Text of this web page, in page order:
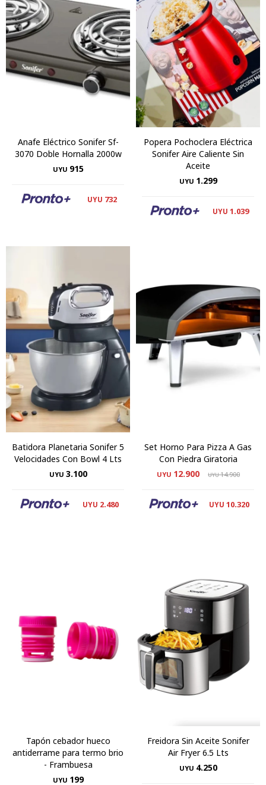
Anafe Eléctrico Sonifer Sf-
3070 Doble Hornalla 2000w
UYU 915
UYU 732
Popera Pochoclera Eléctrica
Sonifer Aire Caliente Sin
Aceite
UYU 1.299
UYU 1.039
Batidora Planetaria Sonifer 5
Velocidades Con Bowl 4 Lts
UYU 3.100
UYU 2.480
Set Horno Para Pizza A Gas
Con Piedra Giratoria
UYU 12.900 UYU14.900
UYU 10.320
Tapón cebador hueco
antiderrame para termo brio
- Frambuesa
UYU 199
Freidora Sin Aceite Sonifer
Air Fryer 6.5 Lts
UYU 4.250